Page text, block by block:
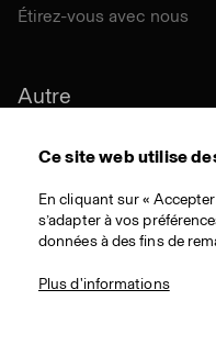
Étirez-vous avec nous
Autre
Matériaux
Ce site web utilise
En cliquant sur «
s’adapter à vos
données à des fins de
Plus d'informations